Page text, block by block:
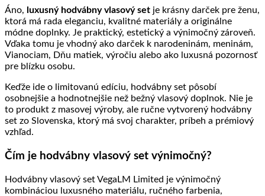
Áno, luxusný hodvábny vlasový set je krásny darček pre ženu,
ktorá má rada eleganciu, kvalitné materiály a originálne
módne doplnky. Je praktický, estetický a výnimočný zároveň.
Vďaka tomu je vhodný ako darček k narodeninám, meninám,
Vianociam, Dňu matiek, výročiu alebo ako luxusná pozornosť
pre blízku osobu.
Keďže ide o limitovanú edíciu, hodvábny set pôsobí
osobnejšie a hodnotnejšie než bežný vlasový doplnok. Nie je
to produkt z masovej výroby, ale ručne vytvorený hodvábny
set zo Slovenska, ktorý má svoj charakter, príbeh a prémiový
vzhľad.
Čím je hodvábny vlasový set výnimočný?
Hodvábny vlasový set VegaLM Limited je výnimočný
kombináciou luxusného materiálu, ručného farbenia,